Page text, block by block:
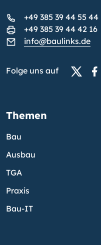
+49 385 39 44 55 44
+49 385 39 44 42 16
info@baulinks.de
Folge uns auf
Themen
Bau
Ausbau
TGA
Praxis
Bau-IT